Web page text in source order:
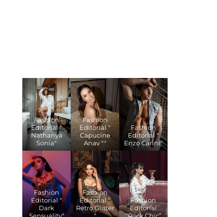
Fashion
Editorial "
Nathanya
Sonia"
Fashion
Editorial "
Capucine
Anav ""
Fashion
Editorial "
Enzo Carini"
Fashion
Editorial "
Dark
Sensuality"
Fashion
Editorial "
Retro Glitter
"
Fashion
Editorial
“Rock Chic”